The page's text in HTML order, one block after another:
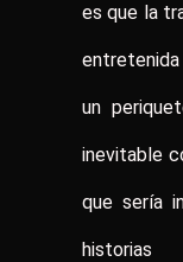
es que la
un
inevitable
que sería
historias